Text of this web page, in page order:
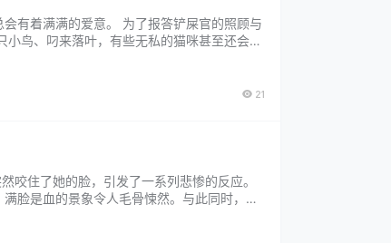
有着满满的爱意。 为了报答铲屎官的照顾与
鸟、叼来落叶，有些无私的猫咪甚至还会特
21
咬住了她的脸，引发了一系列悲惨的反应。
脸是血的景象令人毛骨悚然。与此同时，女